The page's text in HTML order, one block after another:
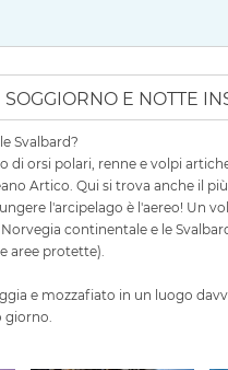
SOGGIORNO E NOTTE
Svalbard?
di orsi polari, renne e volpi
Artico. Qui si trova anche il
l'arcipelago è l'aereo! Un
continentale e le
aree protette).
e mozzafiato in un luogo
giorno.